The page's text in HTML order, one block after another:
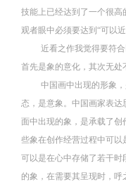
技能上已经达到了一个很高
观者眼中必须要达到 “可以
近看之作我觉得要符
首先是象的意化，其次无处
中国画中出现的形象 ，
态，是意象。 中国画家表达
面中出现的象，是承载了创
些象在创作经营过程中可以
可以是在心中存储了若干时
的象 ， 在需要其呈现时 ，呼